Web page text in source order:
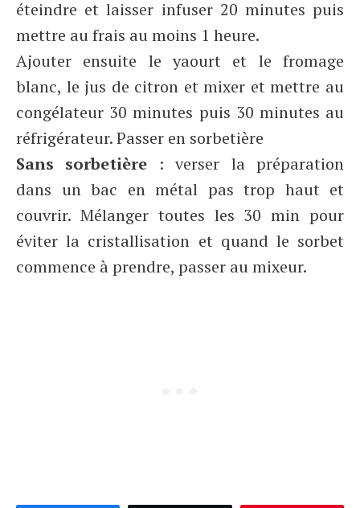
éteindre et laisser infuser 20 minutes puis
mettre au frais au moins 1 heure.
Ajouter ensuite le yaourt et le fromage
blanc, le jus de citron et mixer et mettre au
congélateur 30 minutes puis 30 minutes au
réfrigérateur. Passer en sorbetière
Sans sorbetière : verser la préparation
dans un bac en métal pas trop haut et
couvrir. Mélanger toutes les 30 min pour
éviter la cristallisation et quand le sorbet
commence à prendre, passer au mixeur.